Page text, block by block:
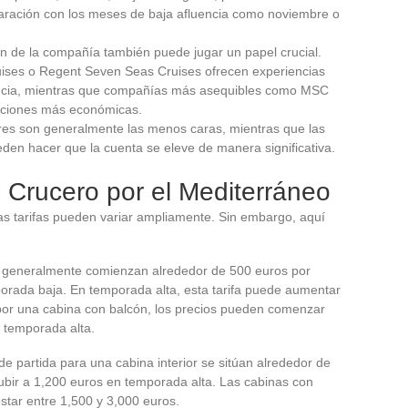
con los meses de baja afluencia como noviembre o
de la compañía también puede jugar un papel crucial.
o Regent Seven Seas Cruises ofrecen experiencias
mientras que compañías más asequibles como MSC
más económicas.
son generalmente las menos caras, mientras que las
hacer que la cuenta se eleve de manera significativa.
por el Mediterráneo
tarifas pueden variar ampliamente. Sin embargo, aquí
comienzan alrededor de 500 euros por
baja. En temporada alta, esta tarifa puede aumentar
una cabina con balcón, los precios pueden comenzar
alta.
partida para una cabina interior se sitúan alrededor de
a 1,200 euros en temporada alta. Las cabinas con
entre 1,500 y 3,000 euros.